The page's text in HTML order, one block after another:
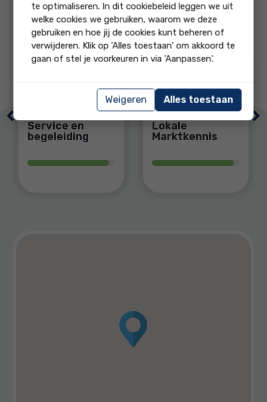
Service en
begeleiding
onze score op
Lokale
Marktkennis
Previous
te optimaliseren. In dit cookiebeleid leggen we uit
welke cookies we gebruiken, waarom we deze
gebruiken en hoe jij de cookies kunt beheren of
verwijderen. Klik op 'Alles toestaan' om akkoord te
gaan of stel je voorkeuren in via 'Aanpassen'.
Weigeren Alles toestaan